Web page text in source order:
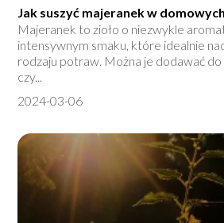
Jak suszyć majeranek w
Majeranek to zioło o niezwykle
intensywnym smaku, które idealnie
rodzaju potraw. Można je dodawać do
czy...
2024-03-06